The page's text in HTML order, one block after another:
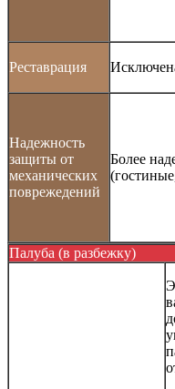
Реставрация
Надежность
защиты от
механических
поврежедений
Более
Палуба (в разбежку)